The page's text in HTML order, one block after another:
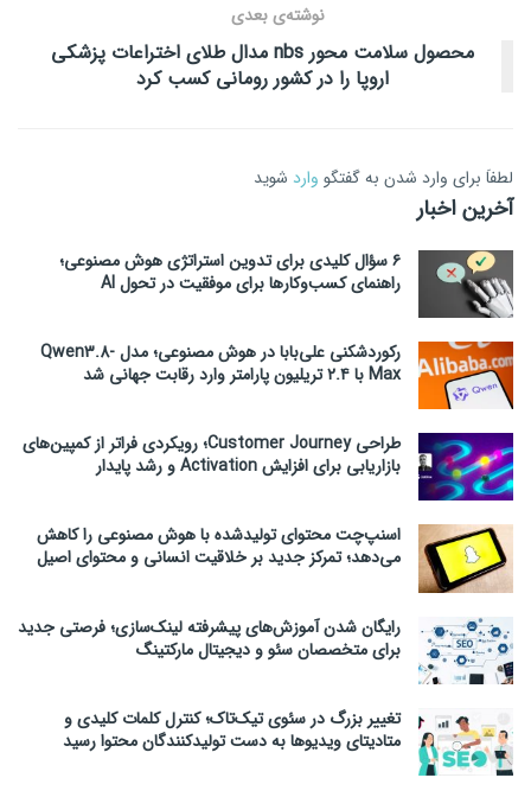
نوشته‌ی بعدی
محصول سلامت محور nbs مدال طلای اختراعات پزشکی
اروپا را در کشور رومانی کسب کرد
لطفاَ برای وارد شدن به گفتگو وارد شوید
آخرین اخبار
۶ سؤال کلیدی برای تدوین استراتژی هوش مصنوعی؛
راهنمای کسب‌وکارها برای موفقیت در تحول AI
رکوردشکنی علی‌بابا در هوش مصنوعی؛ مدل Qwen3.8-
Max با ۲.۴ تریلیون پارامتر وارد رقابت جهانی شد
طراحی Customer Journey؛ رویکردی فراتر از کمپین‌های
بازاریابی برای افزایش Activation و رشد پایدار
اسنپ‌چت محتوای تولیدشده با هوش مصنوعی را کاهش
می‌دهد؛ تمرکز جدید بر خلاقیت انسانی و محتوای اصیل
رایگان شدن آموزش‌های پیشرفته لینک‌سازی؛ فرصتی جدید
برای متخصصان سئو و دیجیتال مارکتینگ
تغییر بزرگ در سئوی تیک‌تاک؛ کنترل کلمات کلیدی و
متادیتای ویدیوها به دست تولیدکنندگان محتوا رسید